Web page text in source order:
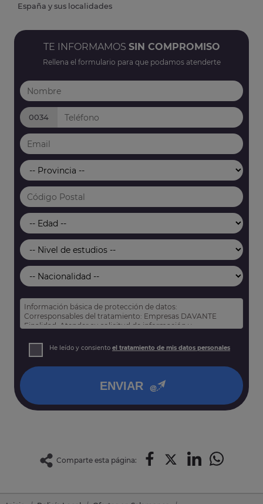
España y sus localidades
TE INFORMAMOS SIN COMPROMISO
Rellena el formulario para que podamos atenderte
0034
Información básica de protección de datos:
Corresponsables del tratamiento: Empresas DAVANTE
Finalidad: Atender su solicitud de información y
Derechos: Puede acceder, rectificar y suprimir sus datos,
así como otros derechos tal y como se explica en nuestra
He leído y consiento el tratamiento de mis datos personales
ENVIAR
Comparte esta página: